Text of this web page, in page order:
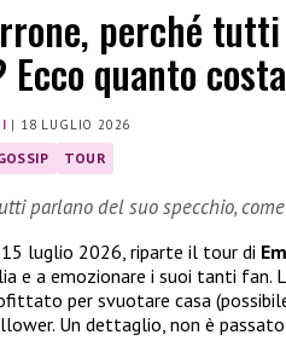
perché
Ecco quanto costa
| 18 LUGLIO 2026
TOUR
parlano del suo specchio,
15 luglio 2026, riparte il tour di
e a emozionare i suoi tanti fan.
per svuotare casa
Un dettaglio, non è